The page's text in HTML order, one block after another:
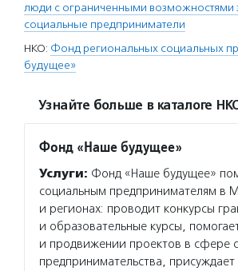
люди с ограниченными возможностями
социальные предприниматели
НКО: Фонд региональных социальных
будущее»
Узнайте больше в каталоге
Фонд «Наше будущее»
Услуги: Фонд «Наше будущее»
социальным предпринимателям в
и регионах: проводит конкурсы
и образовательные курсы,
и продвижении проектов в сфере
предпринимательства,